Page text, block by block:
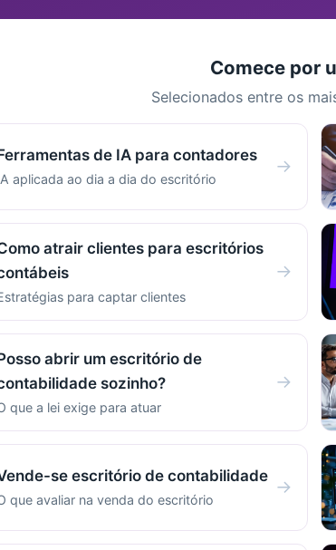
Comece por
Selecionados entre os
de IA para contadores
aplicada ao dia a dia do escritório
→
atrair clientes para escritórios
para captar clientes
→
abrir um escritório de
sozinho?
que a lei exige para atuar
→
se escritório de contabilidade
que avaliar na venda do escritório
→